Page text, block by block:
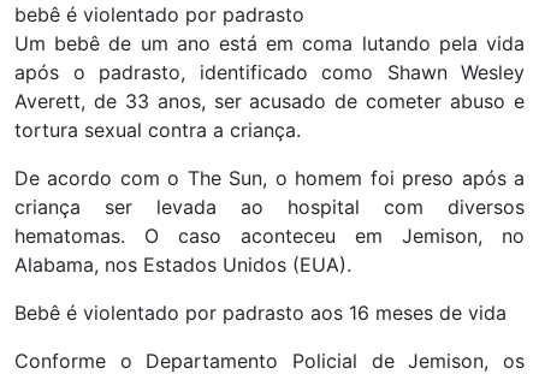
bebê é violentado por padrasto
Um bebê de um ano está em coma lutando pela vida
após o padrasto, identificado como Shawn Wesley
Averett, de 33 anos, ser acusado de cometer abuso e
tortura sexual contra a criança.
De acordo com o The Sun, o homem foi preso após a
criança ser levada ao hospital com diversos
hematomas. O caso aconteceu em Jemison, no
Alabama, nos Estados Unidos (EUA).
Bebê é violentado por padrasto aos 16 meses de vida
Conforme o Departamento Policial de Jemison, os